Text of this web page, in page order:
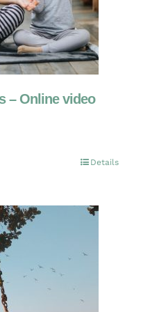
– Online video
Details